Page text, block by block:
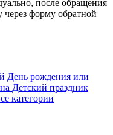
после обращения
через форму обратной
День рождения или
Детский праздник
категории